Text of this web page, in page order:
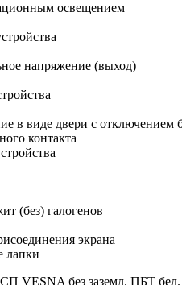
освещением
напряжение (выход)
в виде двери с отключением
контакта
(без) галогенов
экрана
лапки
СП VESNA без заземл. ПБТ